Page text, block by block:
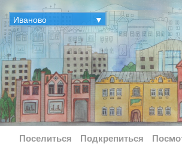
Иваново ▼
Поселиться Подкрепиться